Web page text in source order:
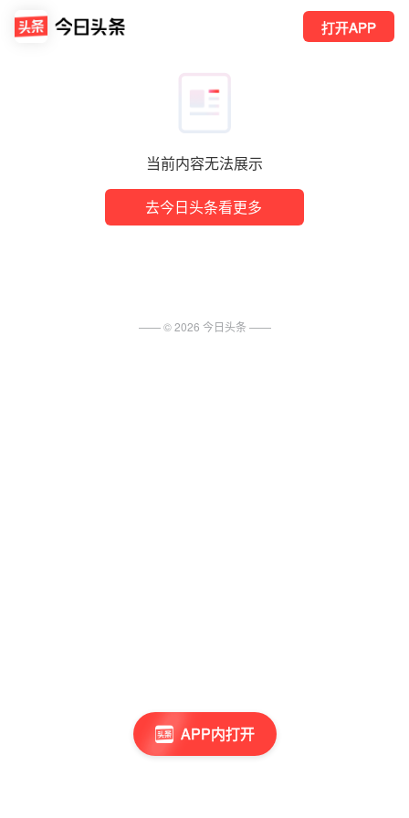
当前内容无法展示
去今日头条看更多
打开APP
APP内打开
—— ©2026 今日头条 ——